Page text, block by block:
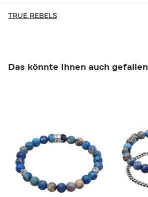
TRUE REBELS
Das könnte Ihnen auch gefallen